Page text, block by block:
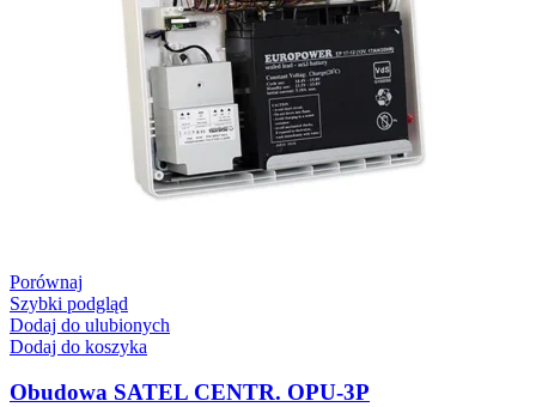
Porównaj
Szybki podgląd
Dodaj do ulubionych
Dodaj do koszyka
Obudowa SATEL CENTR. OPU-3P